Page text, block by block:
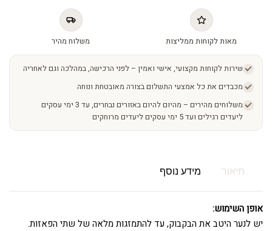
מאות לקוחות ממליצות משלוח מהיר
שירות לקוחות מקצועי, אישי ואמין – לפני הרכישה, במהלכה וגם לאחריה
מכבדים את כל אמצעי התשלום בצורה מאובטחת ונוחה
משלוחים מהירים – מהיום להיום באזורים נבחרים, עד 3 ימי עסקים
ליעדים רגילים ועד 5 ימי עסקים ליעדים מרוחקים
תיאור מידע נוסף
אופן השימוש:
יש לנער היטב את הבקבוק, עד להתמזגות מלאה של שתי הפאזות.